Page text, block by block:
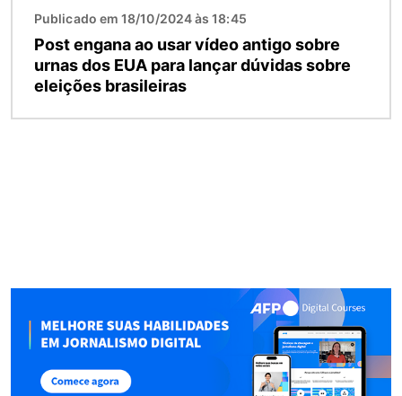
Publicado em 18/10/2024 às 18:45
Post engana ao usar vídeo antigo sobre
urnas dos EUA para lançar dúvidas sobre
eleições brasileiras